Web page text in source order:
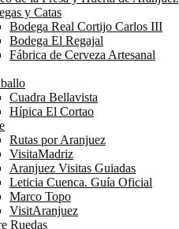
y Catas
Bodega Real Cortijo Carlos III
Bodega El Regajal
Fábrica de Cerveza Artesanal
Cuadra Bellavista
Hípica El Cortao
Rutas por Aranjuez
VisitaMadriz
Aranjuez Visitas Guiadas
Leticia Cuenca. Guía Oficial
Marco Topo
VisitAranjuez
Ruedas